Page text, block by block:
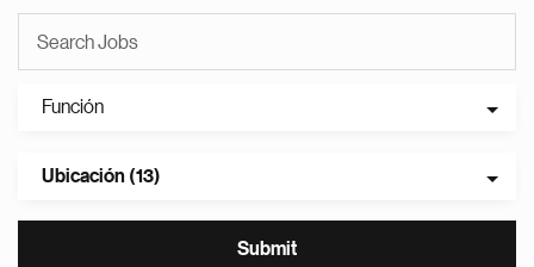
Función
Ubicación (13)